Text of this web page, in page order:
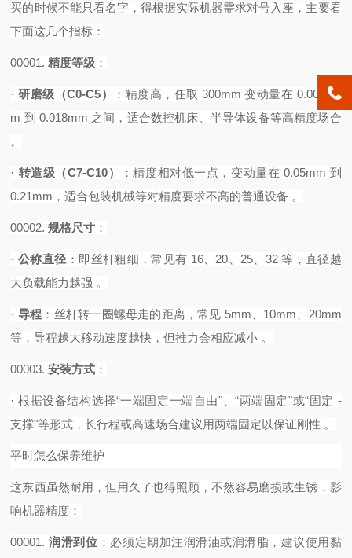
买的时候不能只看名字，得根据实际机器需求对号入座，主要看
下面这几个指标：
00001.精度等级 ‌：
· 研磨级（C0-C5）
‌：精度高，任取 300mm 变动量在 0.0035m
m 到 0.018mm 之间，适合数控机床、半导体设备等高精度场合
。
· 转造级（C7-C10）
‌：精度相对低一点，变动量在 0.05mm 到
0.21mm，适合包装机械等对精度要求不高的普通设备 。‌
00002.规格尺寸 ‌：
· 公称直径 ‌：即丝杆粗细，常见有 16、20、25、32 等，直径越
大负载能力越强 。
· 导程 ‌：丝杆转一圈螺母走的距离，常见 5mm、10mm、20mm
等，导程越大移动速度越快，但推力会相应减小 。‌‌‌
00003.安装方式 ‌：
· 根据设备结构选择“一端固定一端自由"、“两端固定"或“固定 -
支撑"等形式，长行程或高速场合建议用两端固定以保证刚性 。‌‌‌
平时怎么保养维护
这东西虽然耐用，但用久了也得照顾，不然容易磨损或生锈，影
响机器精度：
00001. 润滑到位 ‌：必须定期加注润滑油或润滑脂，建议使用黏